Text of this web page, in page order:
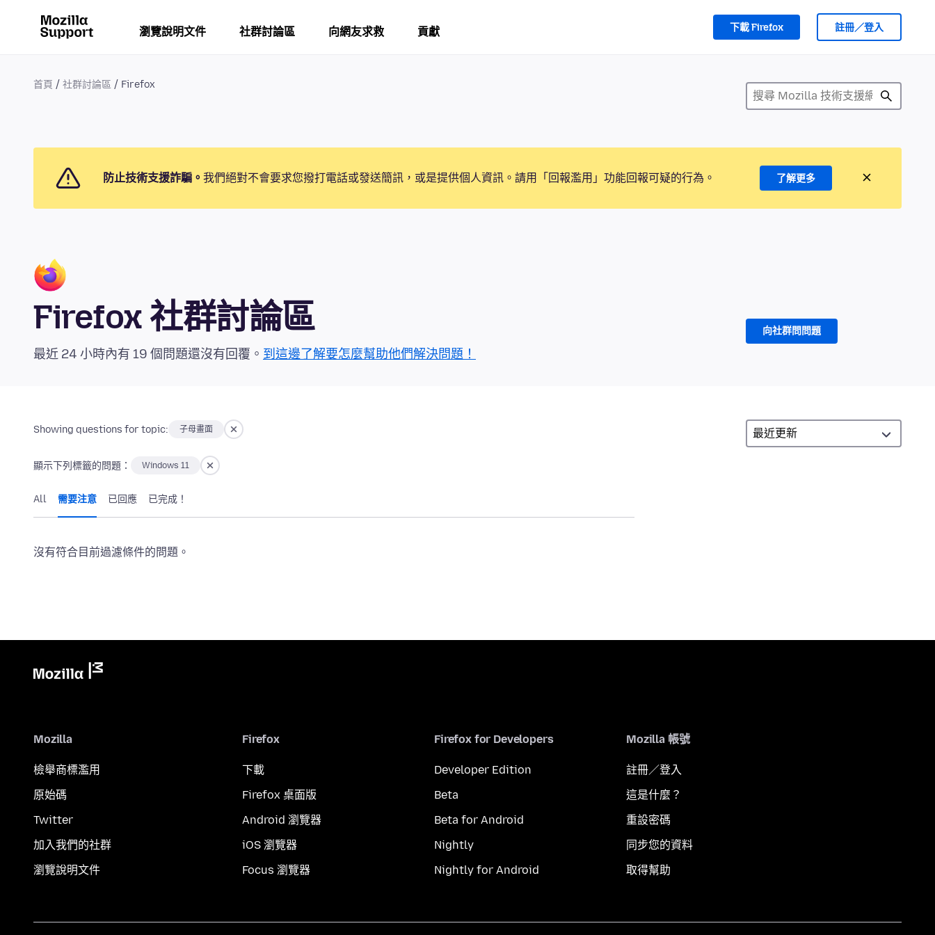
瀏覽說明文件 社群討論區 向網友求救 貢獻 下載 Firefox 註冊／登入
首頁 社群討論區 Firefox
防止技術支援詐騙。 我們絕對不會要求您撥打電話或發送簡訊，或是提供個人資訊。請用「回報濫用」功能回報可疑的行為。 了解更多
Firefox 社群討論區
最近 24 小時內有 19 個問題還沒有回覆。 到這邊了解要怎麼幫助他們解決問題！
向社群問問題
Showing questions for topic: 子母畫面
顯示下列標籤的問題： Windows 11
All 需要注意 已回應 已完成！
沒有符合目前過濾條件的問題。
Mozilla
檢舉商標濫用
原始碼
Twitter
加入我們的社群
瀏覽說明文件
Firefox
下載
Firefox 桌面版
Android 瀏覽器
iOS 瀏覽器
Focus 瀏覽器
Firefox for Developers
Developer Edition
Beta
Beta for Android
Nightly
Nightly for Android
Mozilla 帳號
註冊／登入
這是什麼？
重設密碼
同步您的資料
取得幫助